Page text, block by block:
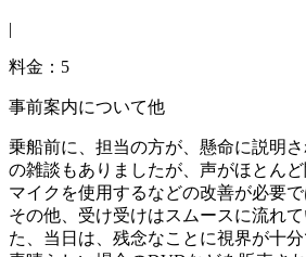
|
料金：5
事前案内について他
乗船前に、担当の方が、懸命に説明
の雑談もありましたが、声がほとんど
マイクを使用するなどの改善が必要で
その他、受け受けはスムースに流れ
た、当日は、残念なことに視界が十分